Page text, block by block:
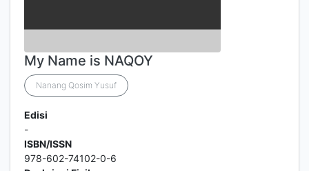
My Name is NAQOY
Nanang Qosim Yusuf
Edisi
-
ISBN/ISSN
978-602-74102-0-6